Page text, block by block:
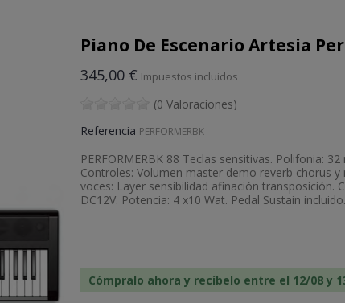
Piano De Escenario Artesia
345,00 € Impuestos incluidos
(0 Valoraciones)
Referencia PERFORMERBK
PERFORMERBK 88 Teclas sensitivas. Polifonia:
Controles: Volumen master demo reverb chorus
voces: Layer sensibilidad afinación transposición.
DC12V. Potencia: 4 x10 Wat. Pedal Sustain
Cómpralo ahora y recíbelo entre el 12/08 y